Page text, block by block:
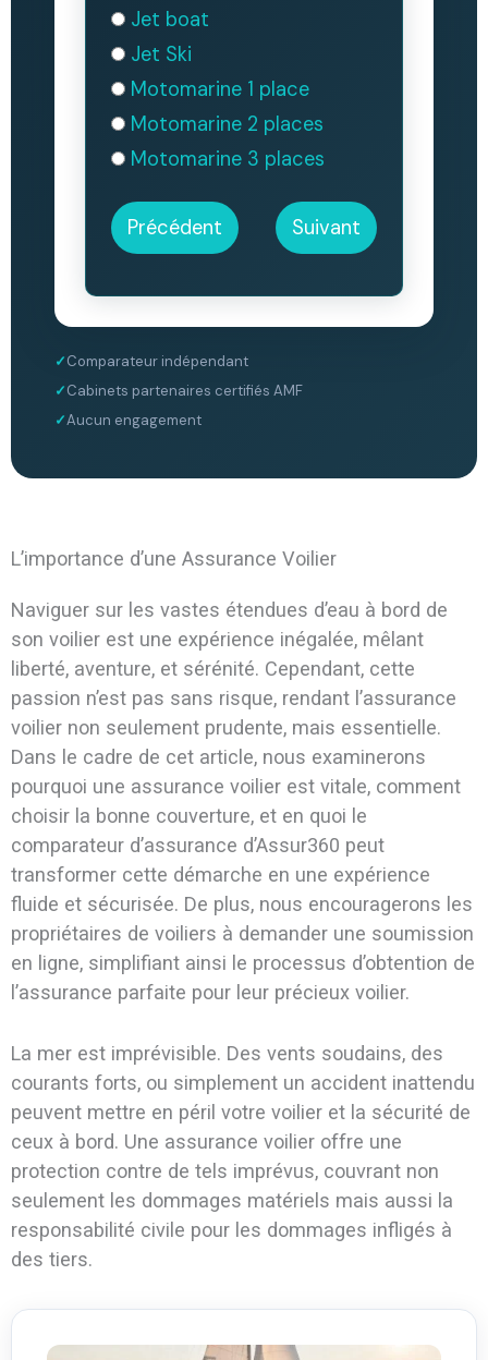
Jet boat
Jet Ski
Motomarine 1 place
Motomarine 2 places
Motomarine 3 places
Précédent Suivant
Comparateur indépendant
Cabinets partenaires certifiés AMF
Aucun engagement
L’importance d’une Assurance Voilier
Naviguer sur les vastes étendues d’eau à bord de
son voilier est une expérience inégalée, mêlant
liberté, aventure, et sérénité. Cependant, cette
passion n’est pas sans risque, rendant l’assurance
voilier non seulement prudente, mais essentielle.
Dans le cadre de cet article, nous examinerons
pourquoi une assurance voilier est vitale, comment
choisir la bonne couverture, et en quoi le
comparateur d’assurance d’Assur360 peut
transformer cette démarche en une expérience
fluide et sécurisée. De plus, nous encouragerons les
propriétaires de voiliers à demander une soumission
en ligne, simplifiant ainsi le processus d’obtention de
l’assurance parfaite pour leur précieux voilier.
La mer est imprévisible. Des vents soudains, des
courants forts, ou simplement un accident inattendu
peuvent mettre en péril votre voilier et la sécurité de
ceux à bord. Une assurance voilier offre une
protection contre de tels imprévus, couvrant non
seulement les dommages matériels mais aussi la
responsabilité civile pour les dommages infligés à
des tiers.